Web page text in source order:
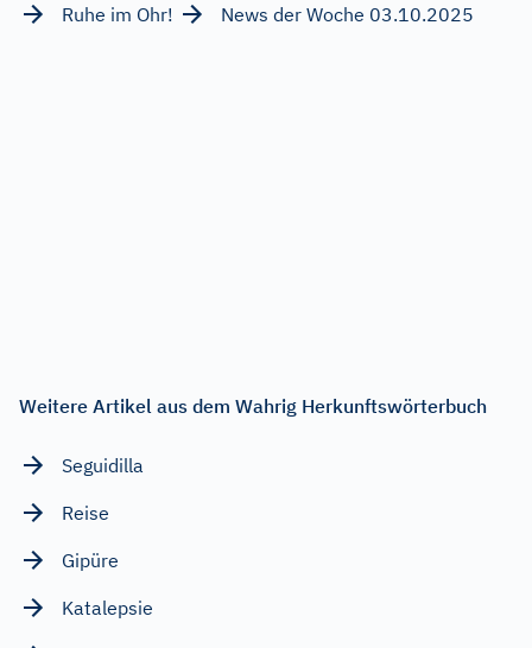
Ruhe im Ohr!
News der Woche 03.10.2025
Weitere Artikel aus dem Wahrig Herkunftswörterbuch
Seguidilla
Reise
Gipüre
Katalepsie